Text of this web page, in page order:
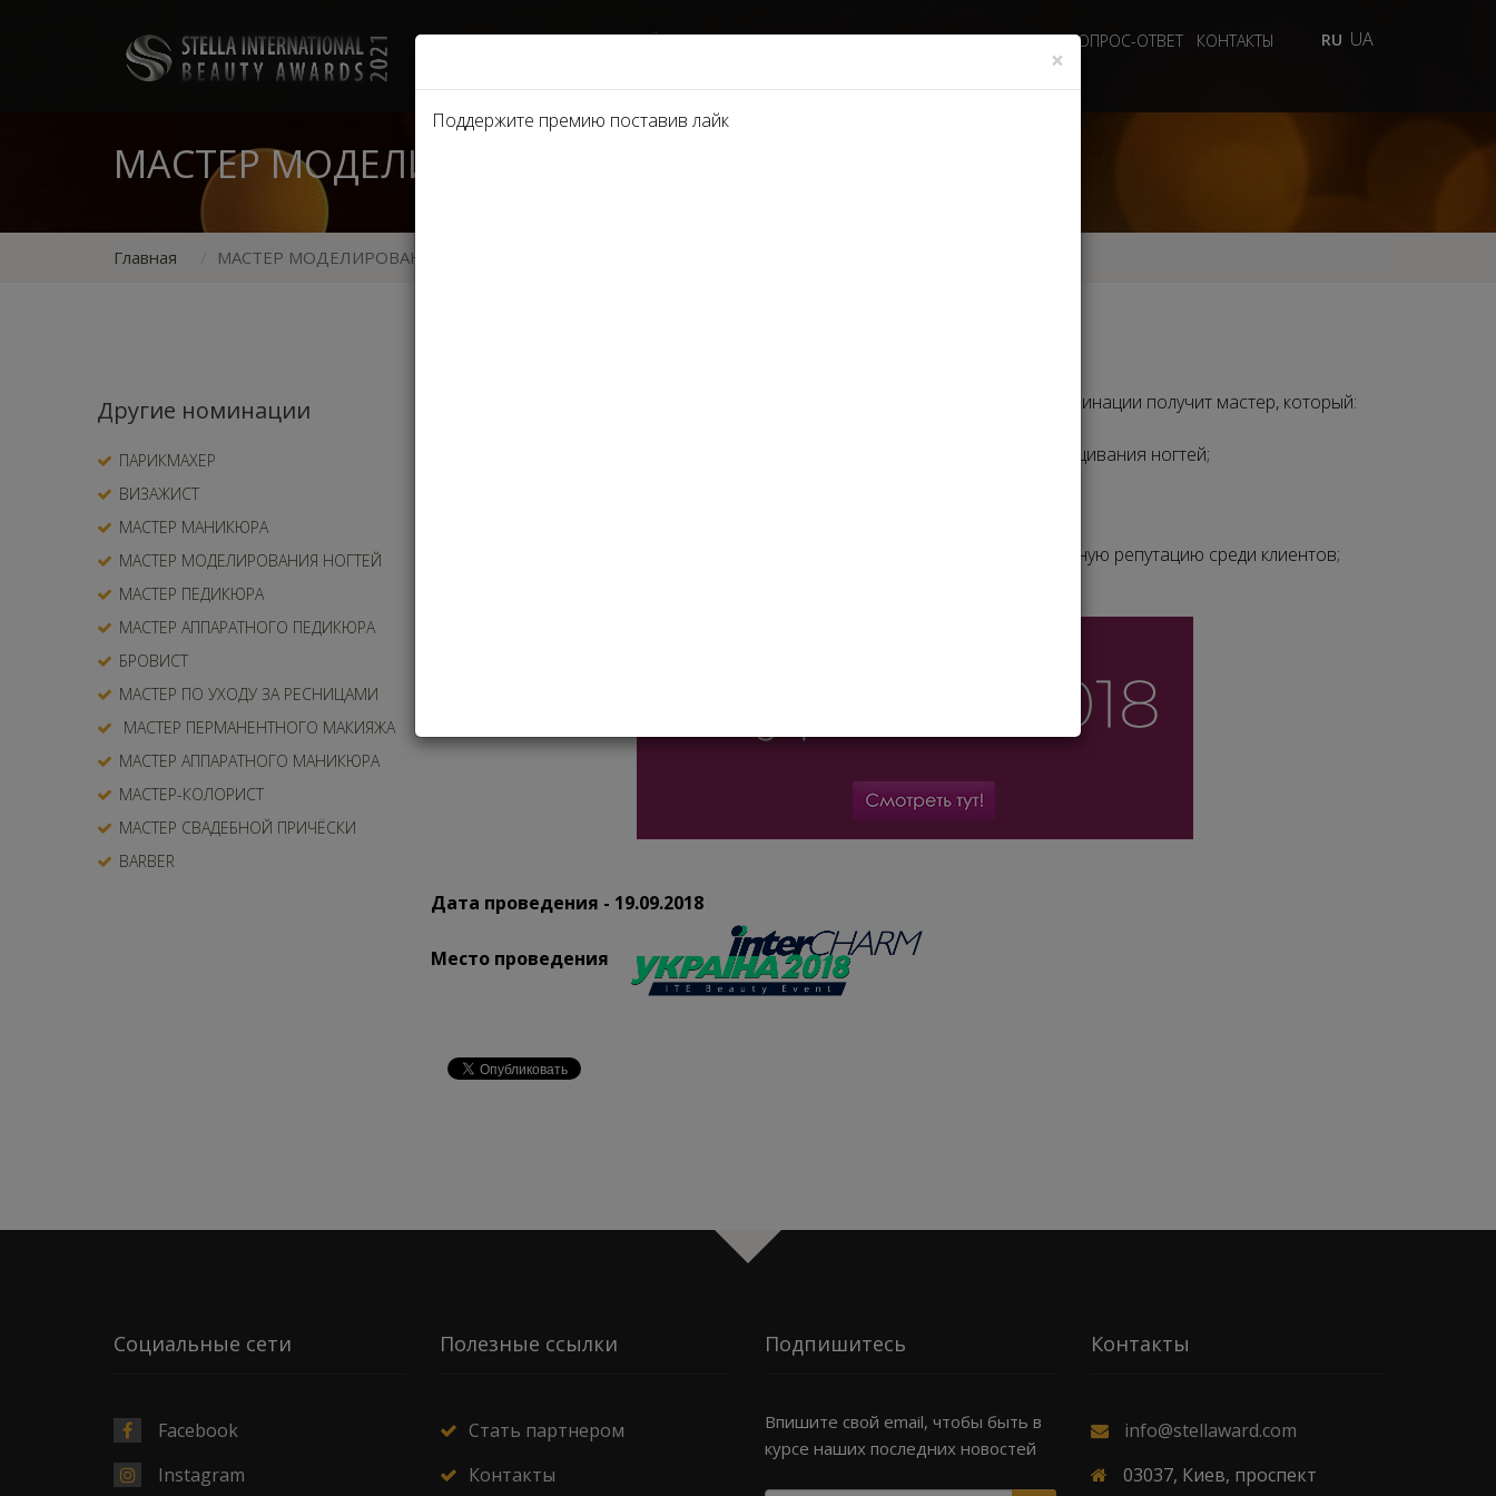
НОМИНАЦИИ ПАРТНЁРЫ 2021 О ПРЕМИИ ФОТОГАЛЕРЕЯ СМИ И ВИДЕО ВОПРОС-ОТВЕТ КОНТАКТЫ RU UA
МАСТЕР МОДЕЛИРОВАНИЯ НОГТЕЙ
Главная МАСТЕР МОДЕЛИРОВАНИЯ НОГТЕЙ
Другие номинации
ПАРИКМАХЕР
ВИЗАЖИСТ
МАСТЕР МАНИКЮРА
МАСТЕР МОДЕЛИРОВАНИЯ НОГТЕЙ
МАСТЕР ПЕДИКЮРА
МАСТЕР АППАРАТНОГО ПЕДИКЮРА
БРОВИСТ
МАСТЕР ПО УХОДУ ЗА РЕСНИЦАМИ
МАСТЕР ПЕРМАНЕНТНОГО МАКИЯЖА
МАСТЕР АППАРАТНОГО МАНИКЮРА
МАСТЕР-КОЛОРИСТ
МАСТЕР СВАДЕБНОЙ ПРИЧЁСКИ
BARBER
Номинируется лучший мастер моделирования ногтей. Первенство в этой номинации получит мастер, который:
на профессиональном уровне владеет техниками моделирования/наращивания ногтей;
имеет богатый практический опыт в сфере ногтевого сервиса, безупречную репутацию среди клиентов;
Дата проведения - 19.09.2018
Место проведения
Социальные сети
Facebook
Instagram
Полезные ссылки
Стать партнером
Контакты
Подпишитесь
Впишите свой email, чтобы быть в
курсе наших последних новостей
Контакты
info@stellaward.com
03037, Киев, проспект
×
Поддержите премию поставив лайк